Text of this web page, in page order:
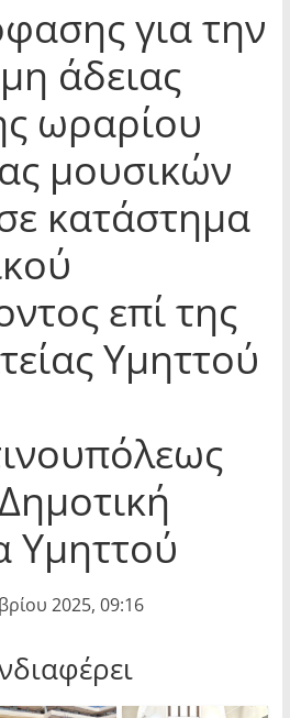
για την
άδειας
ωραρίου
μουσικών
κατάστημα
επί της
Υμηττού
Υμηττού
2025, 09:16